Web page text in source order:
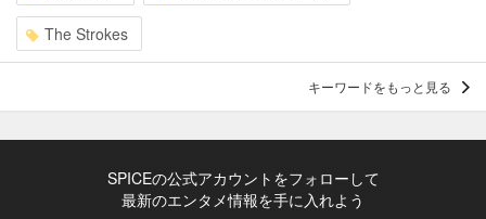
The Strokes
キーワードをもっと見る
SPICEの公式アカウントをフォローして
最新のエンタメ情報を手に入れよう